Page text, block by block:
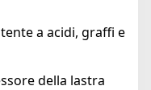
a acidi, graffi e
della lastra